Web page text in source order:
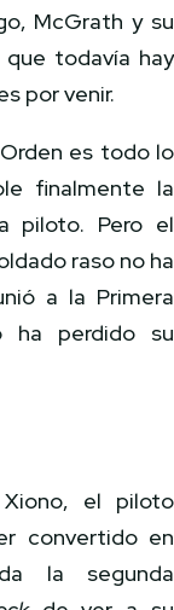
McGrath y su
todavía hay
por venir.
es todo lo
finalmente la
piloto. Pero el
raso no ha
a la Primera
ha perdido su
el piloto
convertido en
la segunda